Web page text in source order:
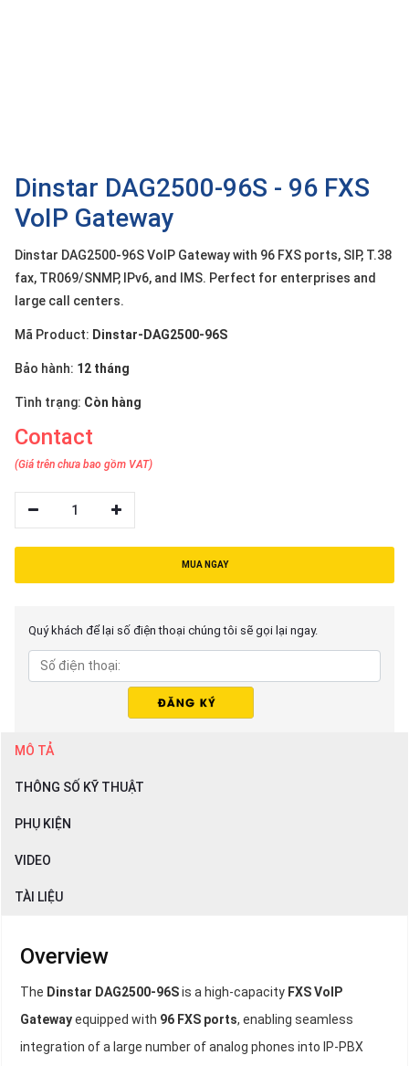
Dinstar DAG2500-96S - 96 FXS
VoIP Gateway
Dinstar DAG2500-96S VoIP Gateway with 96 FXS ports, SIP, T.38
fax, TR069/SNMP, IPv6, and IMS. Perfect for enterprises and
large call centers.
Mã Product: Dinstar-DAG2500-96S
Bảo hành: 12 tháng
Tình trạng: Còn hàng
Contact
(Giá trên chưa bao gồm VAT)
1
MUA NGAY
Quý khách để lại số điện thoại chúng tôi sẽ gọi lại ngay.
MÔ TẢ
THÔNG SỐ KỸ THUẬT
PHỤ KIỆN
VIDEO
TÀI LIỆU
Overview
The Dinstar DAG2500-96Sis a high-capacity FXS VoIP
Gatewayequipped with 96 FXS ports, enabling seamless
integration of a large number of analog phones into IP-PBX
Contact
Giới
thiệu
LANGUAGE
Tiếng